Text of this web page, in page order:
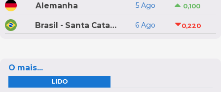
Alemanha 5 Ago 0,100
Brasil - Santa Catarina 6 Ago 0,220
O mais...
LIDO